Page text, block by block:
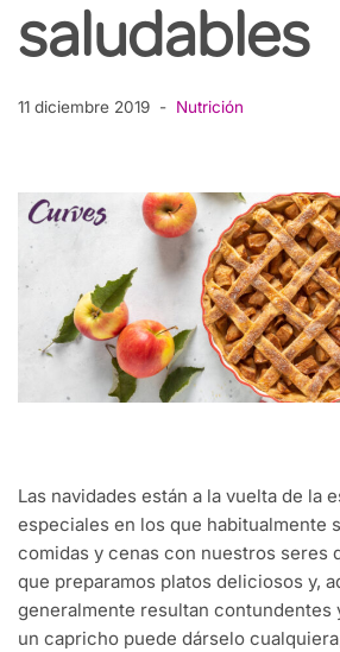
saludables
11 diciembre 2019 Nutrición
Las navidades están a la vuelta de la
especiales en los que habitualmente
comidas y cenas con nuestros seres
que preparamos platos deliciosos y,
generalmente resultan contundentes
un capricho puede dárselo